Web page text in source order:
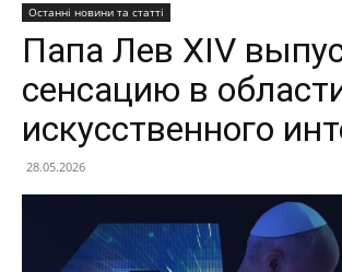
Останні новини та статті
Папа Лев XIV
сенсацию в
искусственного
28.05.2026